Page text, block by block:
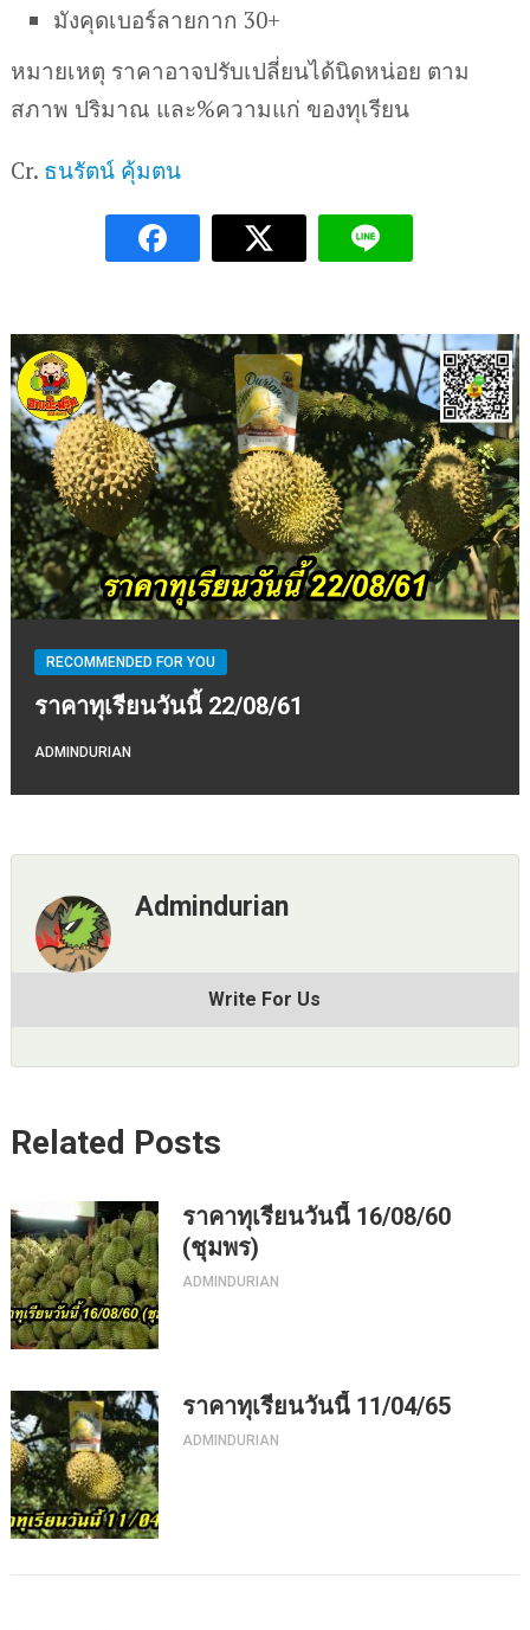
มังคุดเบอร์ลายกาก 30+
หมายเหตุ ราคาอาจปรับเปลี่ยนได้นิดหน่อย ตาม
สภาพ ปริมาณ และ%ความแก่ ของทุเรียน
Cr. ธนรัตน์ คุ้มตน
RECOMMENDED FOR YOU
ราคาทุเรียนวันนี้ 22/08/61
ADMINDURIAN
Admindurian
Write For Us
Related Posts
ราคาทุเรียนวันนี้ 16/08/60
(ชุมพร)
ADMINDURIAN
ราคาทุเรียนวันนี้ 11/04/65
ADMINDURIAN